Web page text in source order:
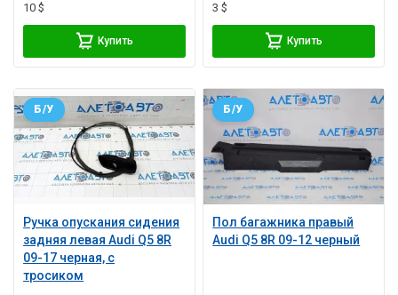
10 $
Купить
3 $
Купить
Ручка опускания сидения
задняя левая Audi Q5 8R
09-17 черная, с
тросиком
Б/У
Пол багажника правый
Audi Q5 8R 09-12 черный
Б/У